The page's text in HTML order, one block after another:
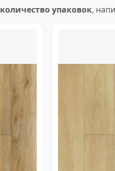
количество упаковок,